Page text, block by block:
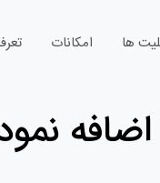
ها امکانات
اضافه